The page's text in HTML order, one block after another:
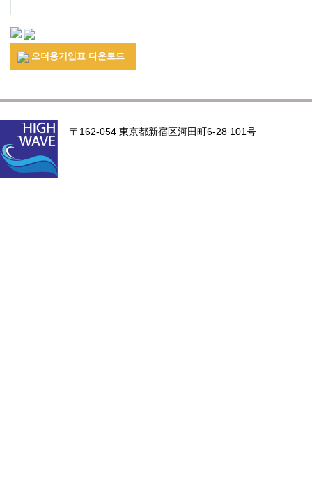
오더용기입표 다운로드
〒162-054 東京都新宿区河田町6-28 101号